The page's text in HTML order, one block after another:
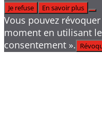
Je refuse
En savoir plus
Vous pouvez
moment en utilisant
consentement ».